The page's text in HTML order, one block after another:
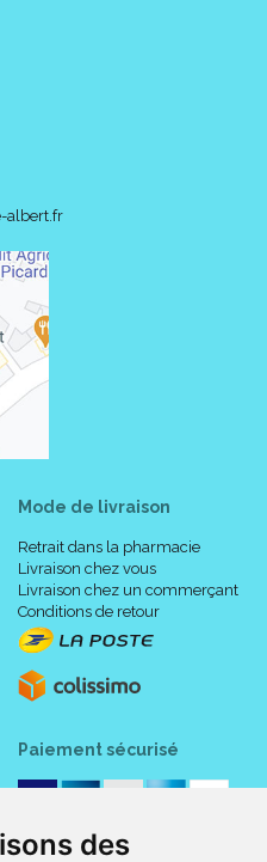
des
albert.fr
Mode de livraison
Retrait dans la pharmacie
Livraison chez vous
Livraison chez un commerçant
Conditions de retour
Paiement sécurisé